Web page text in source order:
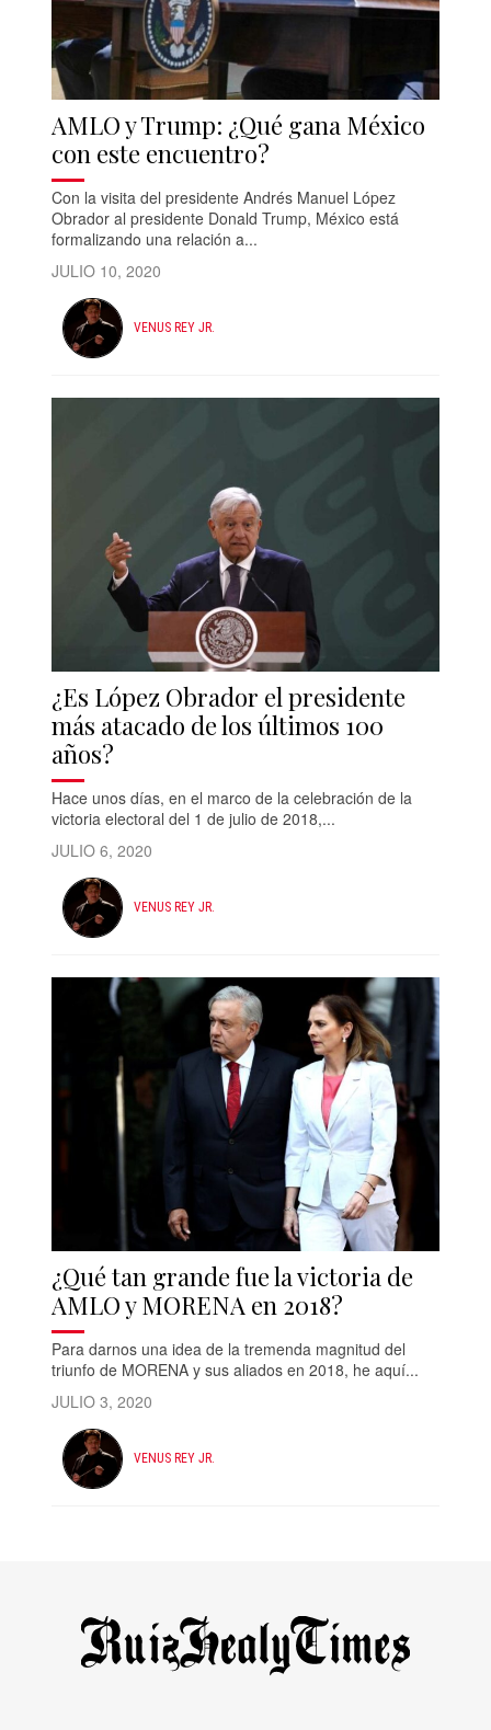
AMLO y Trump: ¿Qué gana México
con este encuentro?
Con la visita del presidente Andrés Manuel López
Obrador al presidente Donald Trump, México está
formalizando una relación a...
JULIO 10, 2020
VENUS REY JR.
¿Es López Obrador el presidente
más atacado de los últimos 100
años?
Hace unos días, en el marco de la celebración de la
victoria electoral del 1 de julio de 2018,...
JULIO 6, 2020
VENUS REY JR.
¿Qué tan grande fue la victoria de
AMLO y MORENA en 2018?
Para darnos una idea de la tremenda magnitud del
triunfo de MORENA y sus aliados en 2018, he aquí...
JULIO 3, 2020
VENUS REY JR.